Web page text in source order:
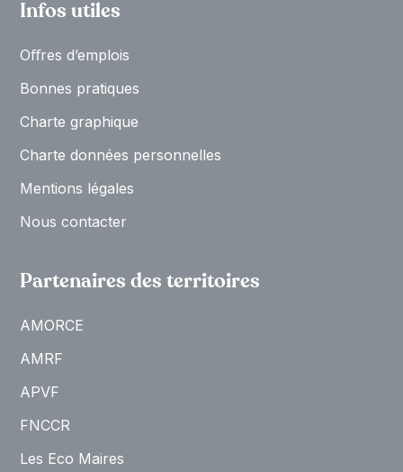
Infos utiles
Oﬀres d’emplois
Bonnes pratiques
Charte graphique
Charte données personnelles
Mentions légales
Nous contacter
Partenaires des territoires
AMORCE
AMRF
APVF
FNCCR
Les Eco Maires